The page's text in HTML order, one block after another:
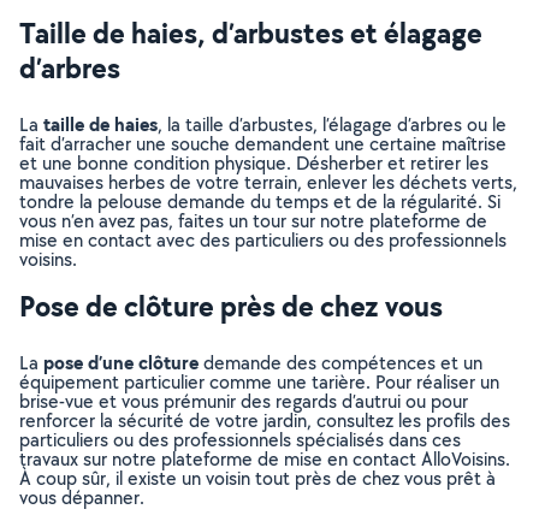
Taille de haies, d’arbustes et élagage
d’arbres
La taille de haies, la taille d’arbustes, l’élagage d’arbres ou le
fait d’arracher une souche demandent une certaine maîtrise
et une bonne condition physique. Désherber et retirer les
mauvaises herbes de votre terrain, enlever les déchets verts,
tondre la pelouse demande du temps et de la régularité. Si
vous n’en avez pas, faites un tour sur notre plateforme de
mise en contact avec des particuliers ou des professionnels
voisins.
Pose de clôture près de chez vous
La pose d’une clôturedemande des compétences et un
équipement particulier comme une tarière. Pour réaliser un
brise-vue et vous prémunir des regards d’autrui ou pour
renforcer la sécurité de votre jardin, consultez les profils des
particuliers ou des professionnels spécialisés dans ces
travaux sur notre plateforme de mise en contact AlloVoisins.
À coup sûr, il existe un voisin tout près de chez vous prêt à
vous dépanner.